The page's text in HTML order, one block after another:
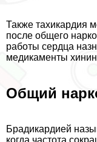
Также тахикардия
после общего
работы сердца
медикаменты
Общий
Брадикардией
когда частота